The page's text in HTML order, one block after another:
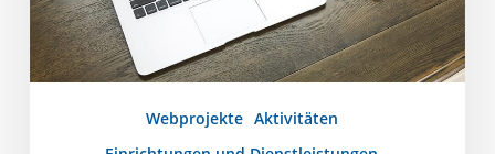
Webprojekte Aktivitäten